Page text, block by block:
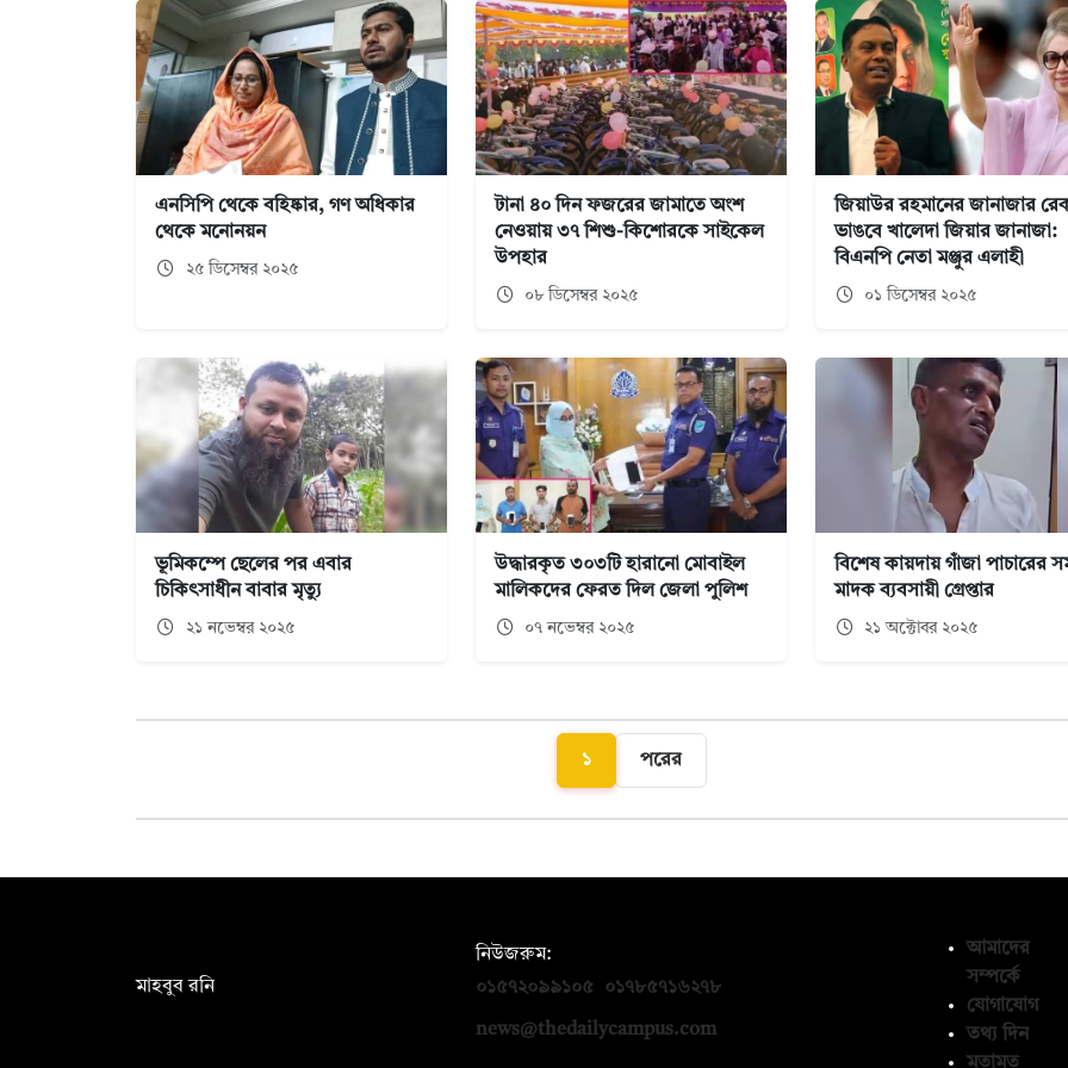
এনসিপি থেকে বহিষ্কার, গণ অধিকার
থেকে মনোনয়ন
২৫ ডিসেম্বর ২০২৫
টানা ৪০ দিন ফজরের জামাতে অংশ
নেওয়ায় ৩৭ শিশু-কিশোরকে সাইকেল
উপহার
০৮ ডিসেম্বর ২০২৫
জিয়াউর রহমানের জানাজার
ভাঙবে খালেদা জিয়ার জানাজা:
বিএনপি নেতা মঞ্জুর এলাহী
০১ ডিসেম্বর ২০২৫
ভূমিকম্পে ছেলের পর এবার
চিকিৎসাধীন বাবার মৃত্যু
২১ নভেম্বর ২০২৫
উদ্ধারকৃত ৩০৩টি হারানো মোবাইল
মালিকদের ফেরত দিল জেলা পুলিশ
০৭ নভেম্বর ২০২৫
বিশেষ কায়দায় গাঁজা পাচারের
মাদক ব্যবসায়ী গ্রেপ্তার
২১ অক্টোবর ২০২৫
১ পরের
মাহবুব রনি
নিউজরুম:
০১৫৭২০৯৯১০৫
০১৭৮৫৭১৬২৭৮
news@thedailycampus.com
আমাদের
সম্পর্কে
যোগাযোগ
তথ্য দিন
মতামত